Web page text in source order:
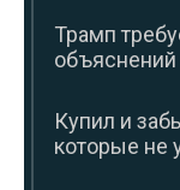
Трамп
объяснений
Купил и
которые не